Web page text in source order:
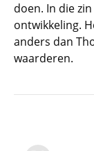
doen. In die
ontwikkeling.
anders dan
waarderen.